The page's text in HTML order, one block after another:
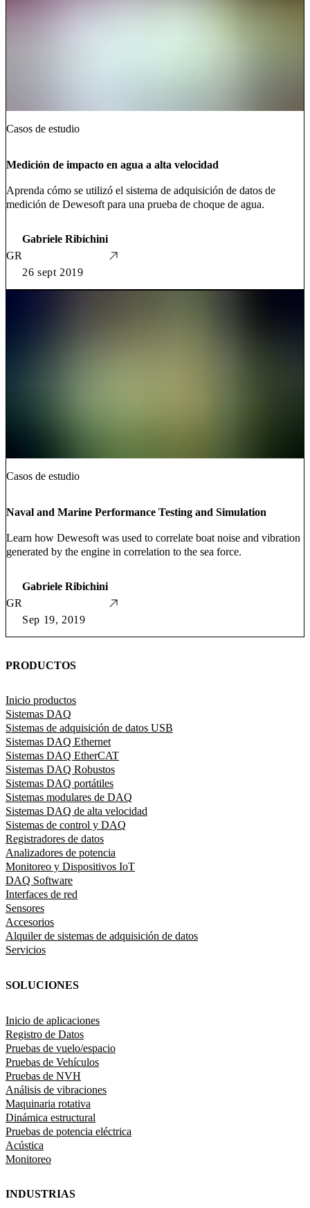
Casos de estudio
Medición de impacto en agua a alta velocidad
Aprenda cómo se utilizó el sistema de adquisición de datos de
medición de Dewesoft para una prueba de choque de agua.
GR
Gabriele Ribichini
26 sept 2019
Casos de estudio
Naval and Marine Performance Testing and Simulation
Learn how Dewesoft was used to correlate boat noise and vibration
generated by the engine in correlation to the sea force.
GR
Gabriele Ribichini
Sep 19, 2019
PRODUCTOS
Inicio productos
Sistemas DAQ
Sistemas de adquisición de datos USB
Sistemas DAQ Ethernet
Sistemas DAQ EtherCAT
Sistemas DAQ Robustos
Sistemas DAQ portátiles
Sistemas modulares de DAQ
Sistemas DAQ de alta velocidad
Sistemas de control y DAQ
Registradores de datos
Analizadores de potencia
Monitoreo y Dispositivos IoT
DAQ Software
Interfaces de red
Sensores
Accesorios
Alquiler de sistemas de adquisición de datos
Servicios
SOLUCIONES
Inicio de aplicaciones
Registro de Datos
Pruebas de vuelo/espacio
Pruebas de Vehículos
Pruebas de NVH
Análisis de vibraciones
Maquinaria rotativa
Dinámica estructural
Pruebas de potencia eléctrica
Acústica
Monitoreo
INDUSTRIAS